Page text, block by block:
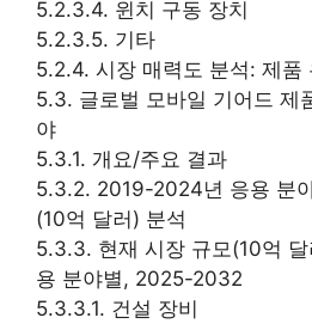
5.2.3.4. 윈치 구동 장치
5.2.3.5. 기타
5.2.4. 시장 매력도 분석: 제품
5.3. 글로벌 모바일 기어드 제
야
5.3.1. 개요/주요 결과
5.3.2. 2019-2024년 응용 분
(10억 달러) 분석
5.3.3. 현재 시장 규모(10억
용 분야별, 2025-2032
5.3.3.1. 건설 장비